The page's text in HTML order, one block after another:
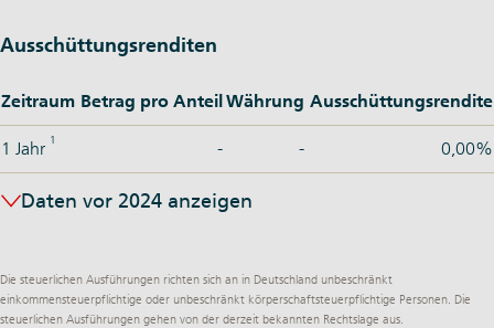
Ausschüttungsrenditen
Zeitraum Betrag pro AnteilWährung Ausschüttungsrendite
1 Jahr 1 - - 0,00%
Daten vor 2024 anzeigen
Die steuerlichen Ausführungen richten sich an in Deutschland unbeschränkt
einkommensteuerpflichtige oder unbeschränkt körperschaftsteuerpflichtige Personen. Die
steuerlichen Ausführungen gehen von der derzeit bekannten Rechtslage aus.